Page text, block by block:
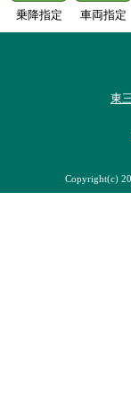
乗降指定 車両指定
東
Copyright(c)